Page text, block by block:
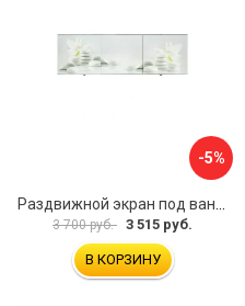
-5%
3 700 руб. 3 515 руб.
В КОРЗИНУ